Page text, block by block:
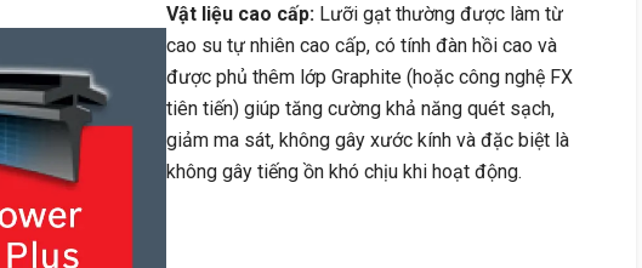
Vật liệu cao cấp: Lưỡi gạt thường được làm từ
cao su tự nhiên cao cấp, có tính đàn hồi cao và
được phủ thêm lớp Graphite (hoặc công nghệ FX
tiên tiến) giúp tăng cường khả năng quét sạch,
giảm ma sát, không gây xước kính và đặc biệt là
không gây tiếng ồn khó chịu khi hoạt động.